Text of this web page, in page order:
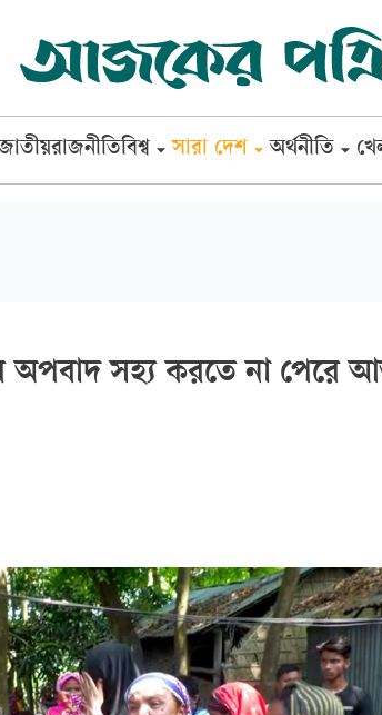
রাজনীতিবিশ্ব সারা দেশ অর্থনীতি
অপবাদ সহ্য করতে না পেরে